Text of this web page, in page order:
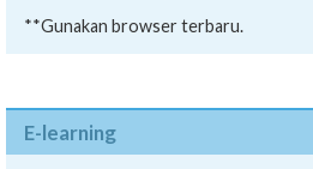
**Gunakan browser terbaru.
E-learning